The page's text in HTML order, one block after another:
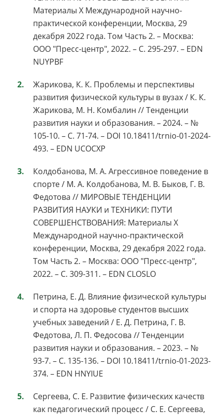
Материалы X Международной научно-
практической конференции, Москва, 29
декабря 2022 года. Том Часть 2. – Москва:
ООО "Пресс-центр", 2022. – С. 295-297. – EDN
NUYPBF
Жарикова, К. К. Проблемы и перспективы
развития физической культуры в вузах / К. К.
Жарикова, М. Н. Комбалин // Тенденции
развития науки и образования. – 2024. – №
105-10. – С. 71-74. – DOI 10.18411/trnio-01-2024-
493. – EDN UCOCXP
Колдобанова, М. А. Агрессивное поведение в
спорте / М. А. Колдобанова, М. В. Быков, Г. В.
Федотова // МИРОВЫЕ ТЕНДЕНЦИИ
РАЗВИТИЯ НАУКИ и ТЕХНИКИ: ПУТИ
СОВЕРШЕНСТВОВАНИЯ: Материалы X
Международной научно-практической
конференции, Москва, 29 декабря 2022 года.
Том Часть 2. – Москва: ООО "Пресс-центр",
2022. – С. 309-311. – EDN CLOSLO
Петрина, Е. Д. Влияние физической культуры
и спорта на здоровье студентов высших
учебных заведений / Е. Д. Петрина, Г. В.
Федотова, Л. П. Федосова // Тенденции
развития науки и образования. – 2023. – №
93-7. – С. 135-136. – DOI 10.18411/trnio-01-2023-
374. – EDN HNYIUE
Сергеева, С. Е. Развитие физических качеств
как педагогический процесс / С. Е. Сергеева,